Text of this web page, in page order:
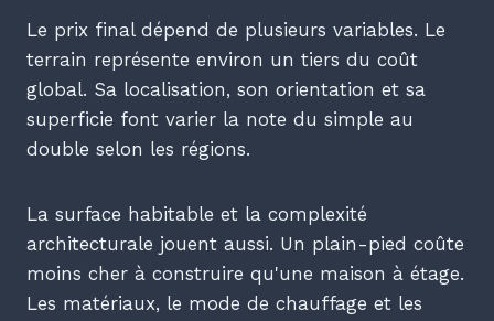
Le prix final dépend de plusieurs variables. Le
terrain représente environ un tiers du coût
global. Sa localisation, son orientation et sa
superficie font varier la note du simple au
double selon les régions.
La surface habitable et la complexité
architecturale jouent aussi. Un plain-pied coûte
moins cher à construire qu'une maison à étage.
Les matériaux, le mode de chauffage et les